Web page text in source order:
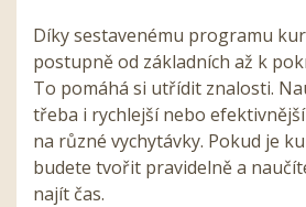
Díky sestavenému programu
postupně od základních až k
To pomáhá si utřídit znalosti.
třeba i rychlejší nebo
na různé vychytávky. Pokud je
budete tvořit pravidelně a
najít čas.